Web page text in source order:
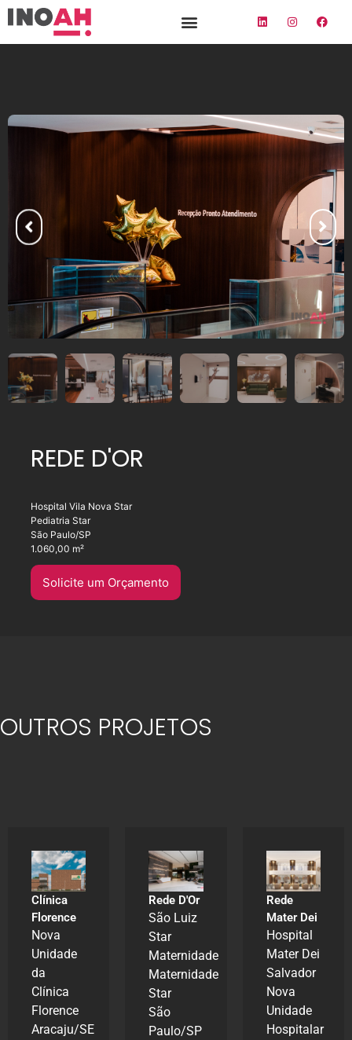
REDE D'OR
Hospital Vila Nova Star
Pediatria Star
São Paulo/SP
1.060,00 m²
Solicite um Orçamento
OUTROS PROJETOS
Rede D'Or
São Luiz
Star
Maternidade
Maternidade
Star
São
Paulo/SP
Rede
Mater Dei
Hospital
Mater Dei
Salvador
Nova
Unidade
Hospitalar
Hospital
Nipo
Brasileiro
UTI
Pediátrica
São
Paulo/SP
673,00
m²